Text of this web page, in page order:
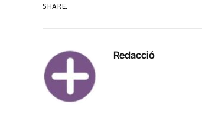
SHARE.
Redacció